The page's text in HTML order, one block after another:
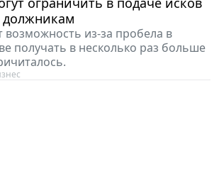
из-за пробела в
получать в несколько раз больше